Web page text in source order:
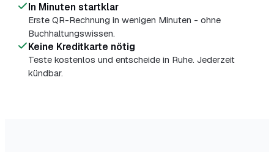
In Minuten startklar
Erste QR-Rechnung in wenigen Minuten - ohne
Buchhaltungswissen.
Keine Kreditkarte nötig
Teste kostenlos und entscheide in Ruhe. Jederzeit
kündbar.